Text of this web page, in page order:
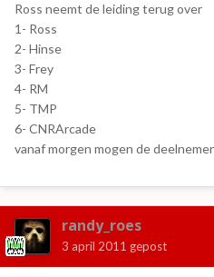
Ross neemt de leiding terug over
1- Ross
2- Hinse
3- Frey
4- RM
5- TMP
6- CNRArcade
vanaf morgen mogen de
randy_roes
3 april 2011 gepost